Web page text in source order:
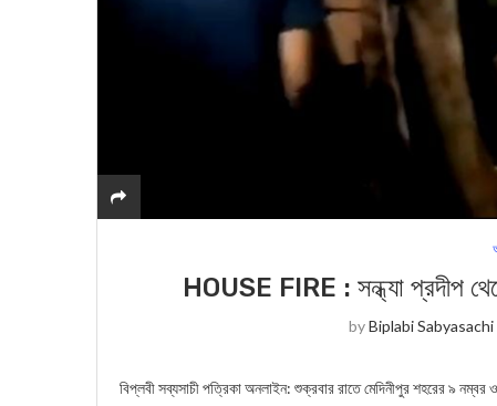
HOUSE FIRE : সন্ধ্যা প্রদীপ
byBiplabi Sabyasachi
বিপ্লবী সব্যসাচী পত্রিকা অনলাইন: শুক্রবার রাতে মেদিনীপুর শহরের ৯ নম্বর